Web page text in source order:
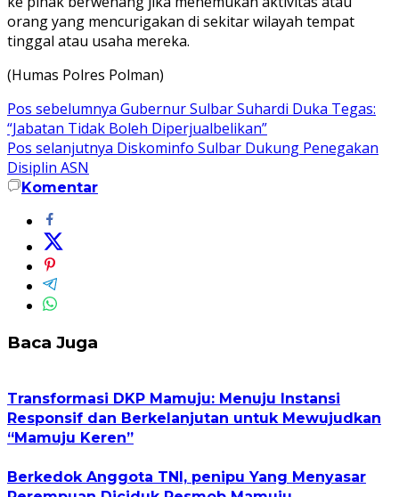
orang yang mencurigakan di sekitar wilayah tempat
tinggal atau usaha mereka.
(Humas Polres Polman)
Navigasi
pos
Pos sebelumnya Gubernur Sulbar Suhardi Duka Tegas:
“Jabatan Tidak Boleh Diperjualbelikan”
Pos selanjutnya Diskominfo Sulbar Dukung Penegakan
Disiplin ASN
Komentar
Baca Juga
Transformasi DKP Mamuju: Menuju Instansi
Responsif dan Berkelanjutan untuk Mewujudkan
“Mamuju Keren”
Berkedok Anggota TNI, penipu Yang Menyasar